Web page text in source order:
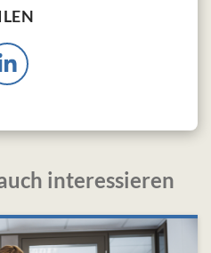
interessieren